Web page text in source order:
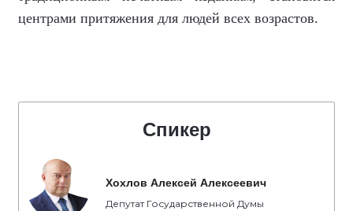
центрами притяжения для людей всех возрастов.
Спикер
Хохлов Алексей Алексеевич
Депутат Государственной Думы